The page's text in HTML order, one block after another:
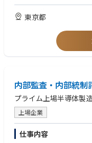
【歓迎条件】
・製造業での監査経験（半
・少なくとも業務に慣れ
東京都
内部監査・内部統制
プライム上場半導体製
上場企業
仕事内容